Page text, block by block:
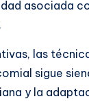
asociada
las
sigue
y la